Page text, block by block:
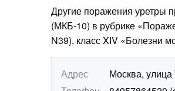
Другие поражения уретры
(МКБ-10) в рубрике
N39), класс XIV «Болезни
Адрес
Москва,